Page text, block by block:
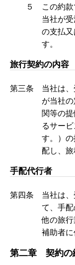
５ この約款
当社が
の支払
す。
旅行契約の内容
第三条 当社は、
が当社
関等の
るサー
す。）
配し、旅
手配代行者
第四条 当社は、
て、手
他の旅
補助者に
第二章 契約の